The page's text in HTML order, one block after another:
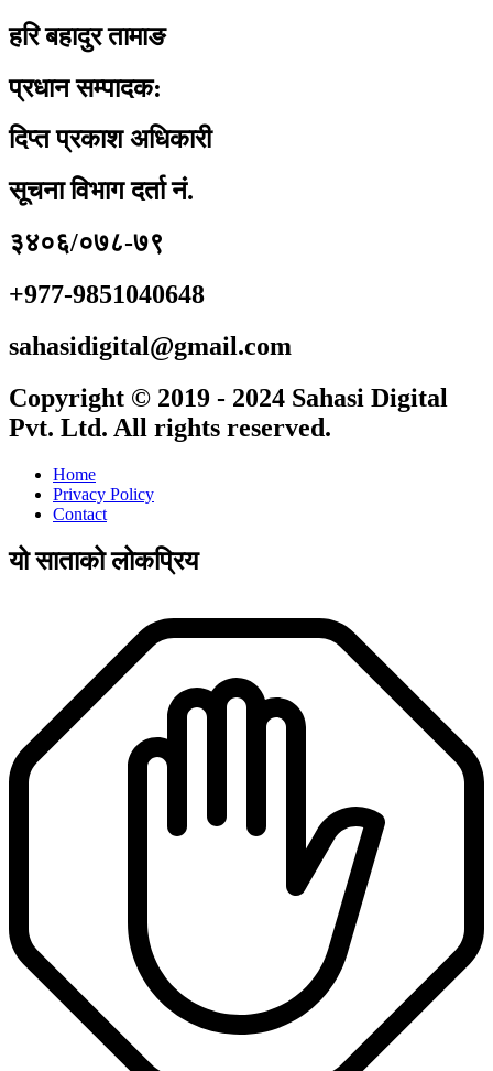
हरि बहादुर तामाङ
प्रधान सम्पादक:
दिप्त प्रकाश अधिकारी
सूचना विभाग दर्ता नं.
३४०६/०७८-७९
+977-9851040648
sahasidigital@gmail.com
Copyright © 2019 - 2024 Sahasi Digital
Pvt. Ltd. All rights reserved.
Home
Privacy Policy
Contact
यो साताको लोकप्रिय